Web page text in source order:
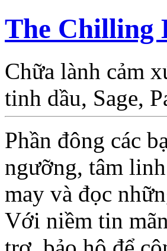
The Chilling
Chữa lành cảm
tinh dầu, Sage,
Phần đông các
ngưỡng, tâm
may và đọc
Với niềm tin